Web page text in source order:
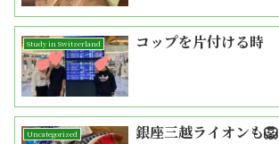
Study in Switzerland コップを片付ける時
Uncategorized 銀座三越ライオンも🦁